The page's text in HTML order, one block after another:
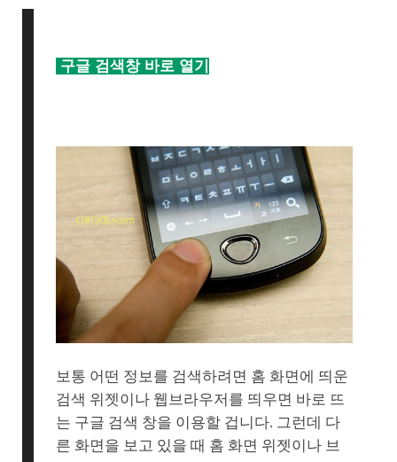
구글 검색창 바로 열기
보통 어떤 정보를 검색하려면 홈 화면에 띄운
검색 위젯이나 웹브라우저를 띄우면 바로 뜨
는 구글 검색 창을 이용할 겁니다. 그런데 다
른 화면을 보고 있을 때 홈 화면 위젯이나 브